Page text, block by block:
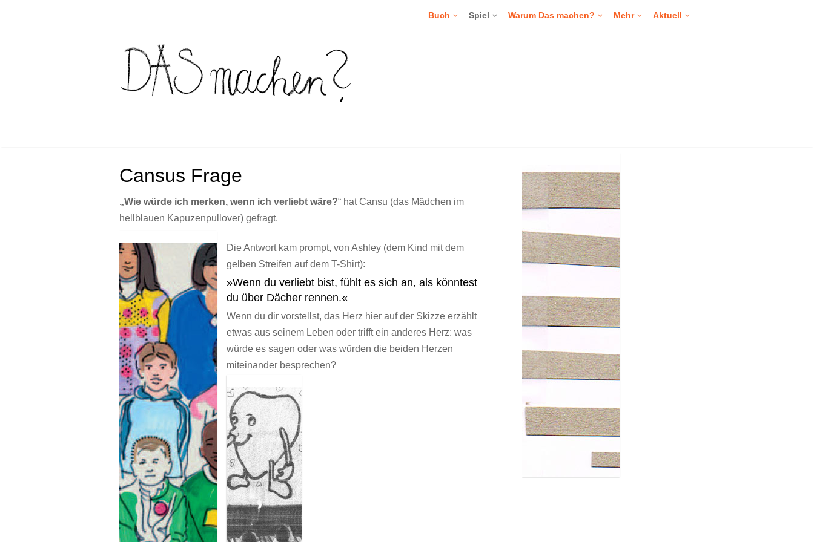
Buch Spiel Warum Das machen? Mehr Aktuell
Cansus Frage
„Wie würde ich merken, wenn ich verliebt wäre?“ hat Cansu (das Mädchen im
hellblauen Kapuzenpullover) gefragt.
Die Antwort kam prompt, von Ashley (dem Kind mit dem
gelben Streifen auf dem T-Shirt):
»Wenn du verliebt bist, fühlt es sich an, als könntest
du über Dächer rennen.«
Wenn du dir vorstellst, das Herz hier auf der Skizze erzählt
etwas aus seinem Leben oder trifft ein anderes Herz: was
würde es sagen oder was würden die beiden Herzen
miteinander besprechen?